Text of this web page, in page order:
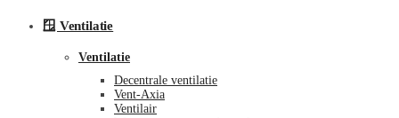
🪟 Ventilatie
Ventilatie
Decentrale ventilatie
Vent-Axia
Ventilair